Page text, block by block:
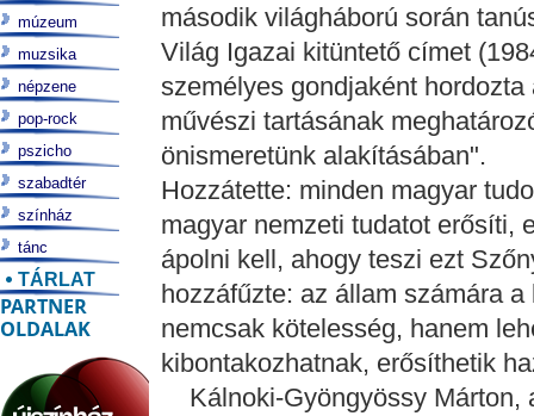
második világháború során
Világ Igazai kitüntető címet
személyes gondjaként
művészi tartásának
önismeretünk alakításában".
Hozzátette: minden magyar
magyar nemzeti tudatot erősíti,
ápolni kell, ahogy teszi ezt
hozzáfűzte: az állam számára
nemcsak kötelesség, hanem
kibontakozhatnak, erősíthetik
Kálnoki-Gyöngyössy Márton,
múzeum
muzsika
népzene
pop-rock
pszicho
szabadtér
színház
tánc
TÁRLAT
PARTNER
OLDALAK